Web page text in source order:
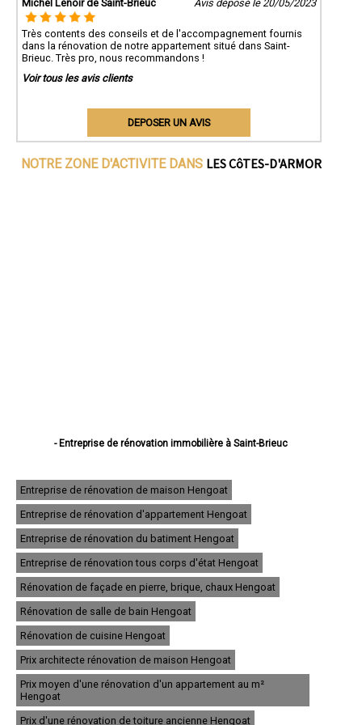
Michel Lenoir de Saint-Brieuc Avis déposé le 20/05/2023
Très contents des conseils et de l'accompagnement fournis
dans la rénovation de notre appartement situé dans Saint-
Brieuc. Très pro, nous recommandons !
Voir tous les avis clients
DEPOSER UN AVIS
NOTRE ZONE D'ACTIVITE DANS LES CôTES-D'ARMOR
- Entreprise de rénovation immobilière à Saint-Brieuc
- Entreprise de rénovation immobilière à Lamballe
- Entreprise de rénovation immobilière à Ploufragan
- Entreprise de rénovation immobilière à Dinan
- Entreprise de rénovation immobilière à Loudéac
- Entreprise de rénovation immobilière à Paimpol
- Entreprise de rénovation immobilière à Trégueux
- Entreprise de rénovation immobilière à Guingamp
- Entreprise de rénovation immobilière à Perros-Guirec
- Entreprise de rénovation immobilière à Langueux
- Entreprise de rénovation immobilière à Plédran
- Entreprise de rénovation immobilière à Pordic
- Entreprise de rénovation immobilière à Ploumagoar
- Entreprise de rénovation immobilière à Yffiniac
- Entreprise de rénovation immobilière à Plouha
- Entreprise de rénovation immobilière à Bégard
- Entreprise de rénovation immobilière à Hillion
- Entreprise de rénovation immobilière à Pleumeur-Bodou
Entreprise de rénovation de maison Hengoat
Entreprise de rénovation d'appartement Hengoat
Entreprise de rénovation du batiment Hengoat
Entreprise de rénovation tous corps d'état Hengoat
Rénovation de façade en pierre, brique, chaux Hengoat
Rénovation de salle de bain Hengoat
Rénovation de cuisine Hengoat
Prix architecte rénovation de maison Hengoat
Prix moyen d'une rénovation d'un appartement au m²
Hengoat
Prix d'une rénovation de toiture ancienne Hengoat